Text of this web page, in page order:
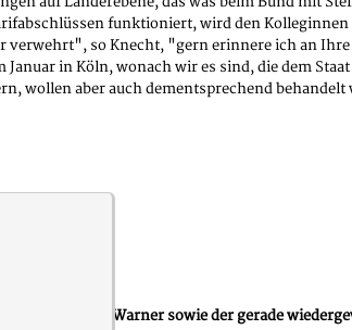
v Hermann Warner sowie der gerade
funktioniert, wird den
verwehrt", so Knecht, "gern erinnere ich an
Januar in Köln, wonach wir es sind, die dem
wollen aber auch dementsprechend behandelt